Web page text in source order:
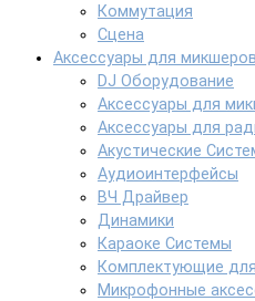
Коммутация
Сцена
Аксессуары для микшеров
DJ Оборудование
Аксессуары для
Аксессуары для
Акустические
Аудиоинтерфейсы
ВЧ Драйвер
Динамики
Караоке Системы
Комплектующие
Микрофонные